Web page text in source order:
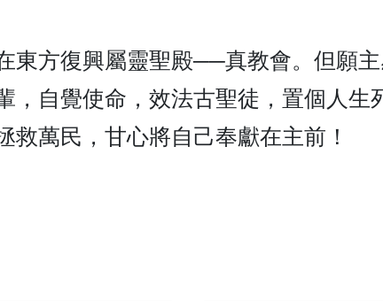
東方復興屬靈聖殿──真教會。但願
，自覺使命，效法古聖徒，置個人生
萬民，甘心將自己奉獻在主前！